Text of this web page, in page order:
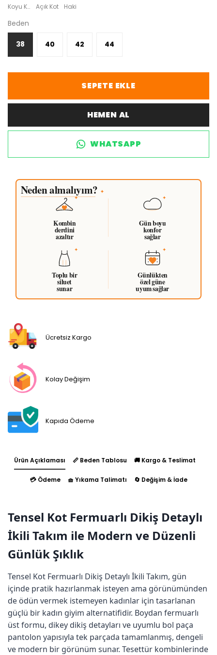
Koyu Kot Açık Kot Haki
Beden
38 40 42 44
SEPETE EKLE
HEMEN AL
WHATSAPP
Neden almalıyım? ✦
Kombin
derdini
azaltır
Gün boyu
konfor
sağlar
Toplu bir
siluet
sunar
Günlükten
özel güne
uyum sağlar
Ücretsiz Kargo
Kolay Değişim
Kapıda Ödeme
Ürün Açıklaması 📏 Beden Tablosu 🚚 Kargo & Teslimat
💳 Ödeme 🧺 Yıkama Talimatı 🔄 Değişim & İade
Tensel Kot Fermuarlı Dikiş Detaylı
İkili Takım ile Modern ve Düzenli
Günlük Şıklık
Tensel Kot Fermuarlı Dikiş Detaylı İkili Takım, gün
içinde pratik hazırlanmak isteyen ama görünümünden
de ödün vermek istemeyen kadınlar için tasarlanan
güçlü bir kadın giyim alternatifidir. Boydan fermuarlı
üst formu, dikey dikiş detayları ve uyumlu bol paça
pantolon yapısıyla tek parçada tamamlanmış, dengeli
ve modern bir görünüm sunar. Tesettür kombinlerinde